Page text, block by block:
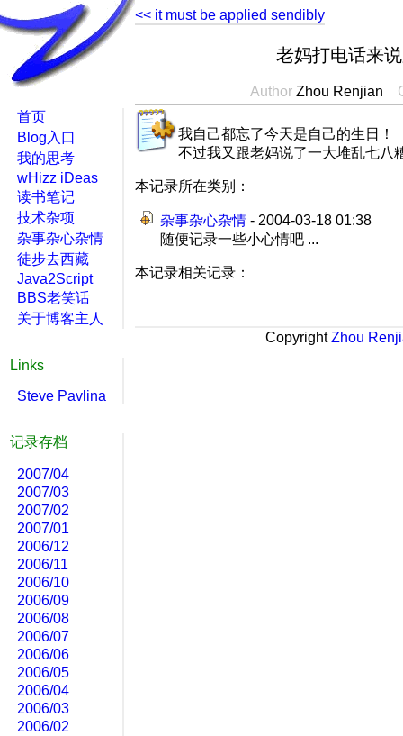
<< it must be applied sendibly
老妈打电话来
Author Zhou Renjian
我自己都忘了今天是自己的生日！
不过我又跟老妈说了一大堆乱七
本记录所在类别：
杂事杂心杂情 - 2004-03-18 01:38
随便记录一些小心情吧 ...
本记录相关记录：
CopyrightZhou
首页
Blog入口
我的思考
wHizz iDeas
读书笔记
技术杂项
杂事杂心杂情
徒步去西藏
Java2Script
BBS老笑话
关于博客主人
Links
Steve Pavlina
记录存档
2007/04
2007/03
2007/02
2007/01
2006/12
2006/11
2006/10
2006/09
2006/08
2006/07
2006/06
2006/05
2006/04
2006/03
2006/02